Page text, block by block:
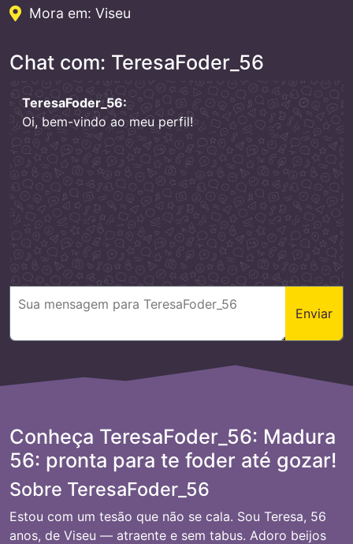
Mora em: Viseu
Chat com: TeresaFoder_56
TeresaFoder_56:
Oi, bem-vindo ao meu perfil!
Enviar
Conheça TeresaFoder_56: Madura
56: pronta para te foder até gozar!
Sobre TeresaFoder_56
Estou com um tesão que não se cala. Sou Teresa, 56
anos, de Viseu — atraente e sem tabus. Adoro beijos